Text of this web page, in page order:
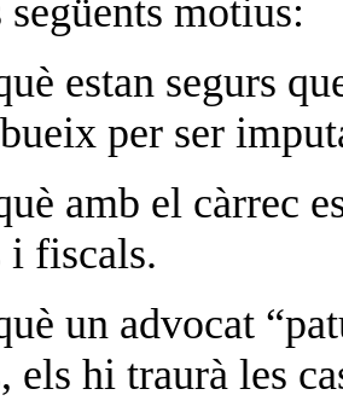
motius:
estan segurs
per ser
amb el càrrec
i fiscals.
un advocat
els hi traurà les